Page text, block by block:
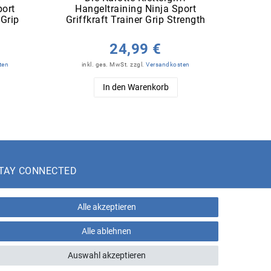
Hangeltraining Ninja Sport
Griffkraft Trainer Grip Strength
24,99 €
inkl. ges. MwSt. zzgl.Versandkosten
In den Warenkorb
CONNECTED
+43 660 5136005
Alle akzeptieren
Alle ablehnen
Auswahl akzeptieren